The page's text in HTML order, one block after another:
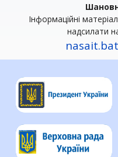
Інформаційні
надсилати